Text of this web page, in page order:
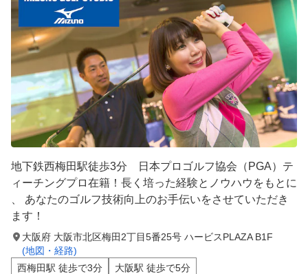
地下鉄西梅田駅徒歩3分 日本プロゴルフ協会（PGA）テ
ィーチングプロ在籍！長く培った経験とノウハウをもとに
、 あなたのゴルフ技術向上のお手伝いをさせていただき
ます！
大阪府 大阪市北区梅田2丁目5番25号 ハービスPLAZA B1F
(地図・経路)
西梅田駅 徒歩で3分
大阪駅 徒歩で5分